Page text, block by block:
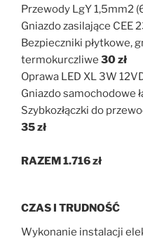
Przewody LgY 1,5mm2
Gniazdo zasilające CEE
Bezpieczniki płytkowe,
termokurczliwe 30 zł
Oprawa LED XL 3W
Gniazdo samochodowe
Szybkozłączki do
35 zł
RAZEM 1.716 zł
CZAS I TRUDNOŚĆ
Wykonanie instalacji